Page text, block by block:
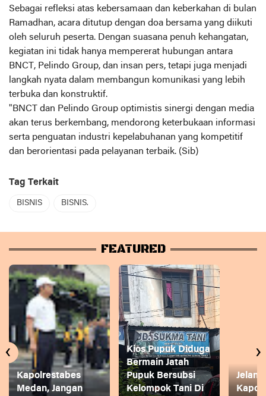
Sebagai refleksi atas kebersamaan dan keberkahan di bulan
Ramadhan, acara ditutup dengan doa bersama yang diikuti
oleh seluruh peserta. Dengan suasana penuh kehangatan,
kegiatan ini tidak hanya mempererat hubungan antara
BNCT, Pelindo Group, dan insan pers, tetapi juga menjadi
langkah nyata dalam membangun komunikasi yang lebih
terbuka dan konstruktif.
"BNCT dan Pelindo Group optimistis sinergi dengan media
akan terus berkembang, mendorong keterbukaan informasi
serta penguatan industri kepelabuhanan yang kompetitif
dan berorientasi pada pelayanan terbaik. (Sib)
Tag Terkait
BISNIS BISNIS.
FEATURED
Kapolrestabes
Medan, Jangan
Kios Pupuk Diduga
Bermain Jatah
Pupuk Bersubsi
Kelompok Tani Di
‹ ›